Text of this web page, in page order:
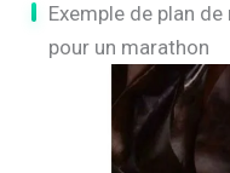
Exemple de plan
pour un marathon